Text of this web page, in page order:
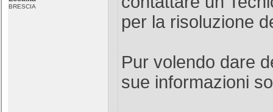
BRESCIA
per la risoluzione
Pur volendo dare
sue informazioni